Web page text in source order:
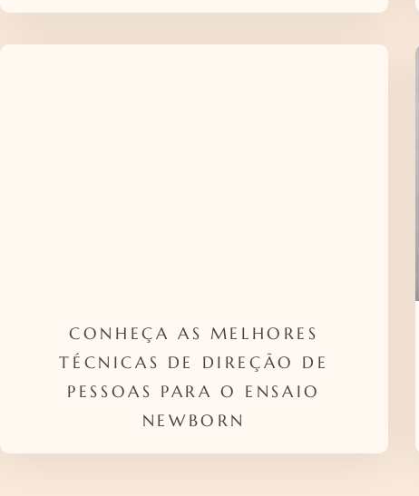
CONHEÇA AS MELHORES
TÉCNICAS DE DIREÇÃO DE
PESSOAS PARA O ENSAIO
NEWBORN